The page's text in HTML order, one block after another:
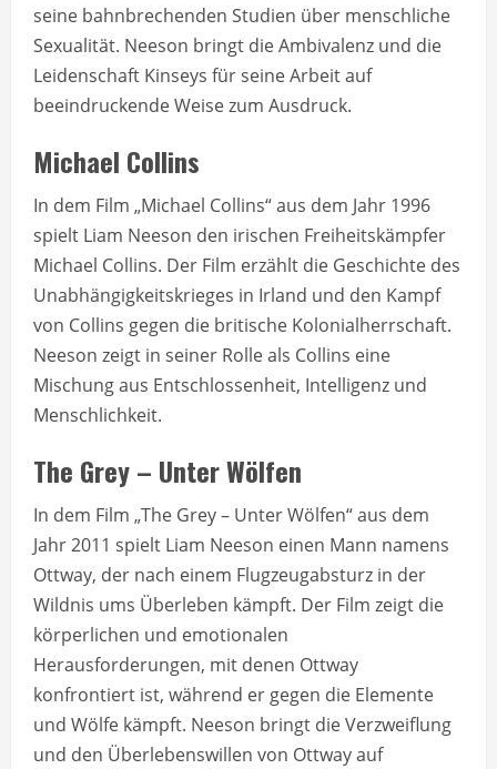
seine bahnbrechenden Studien über menschliche
Sexualität. Neeson bringt die Ambivalenz und die
Leidenschaft Kinseys für seine Arbeit auf
beeindruckende Weise zum Ausdruck.
Michael Collins
In dem Film „Michael Collins“ aus dem Jahr 1996
spielt Liam Neeson den irischen Freiheitskämpfer
Michael Collins. Der Film erzählt die Geschichte des
Unabhängigkeitskrieges in Irland und den Kampf
von Collins gegen die britische Kolonialherrschaft.
Neeson zeigt in seiner Rolle als Collins eine
Mischung aus Entschlossenheit, Intelligenz und
Menschlichkeit.
The Grey – Unter Wölfen
In dem Film „The Grey – Unter Wölfen“ aus dem
Jahr 2011 spielt Liam Neeson einen Mann namens
Ottway, der nach einem Flugzeugabsturz in der
Wildnis ums Überleben kämpft. Der Film zeigt die
körperlichen und emotionalen
Herausforderungen, mit denen Ottway
konfrontiert ist, während er gegen die Elemente
und Wölfe kämpft. Neeson bringt die Verzweiflung
und den Überlebenswillen von Ottway auf